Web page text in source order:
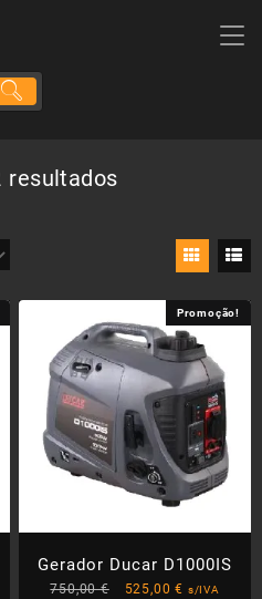
Ordenado
popularidade
Promoção!
Gerador Ducar D1000IS
750,00€
O
525,00€ Os/IVA